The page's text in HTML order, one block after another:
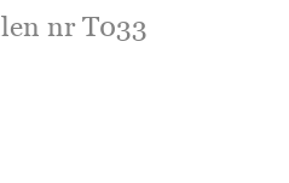
nr T033